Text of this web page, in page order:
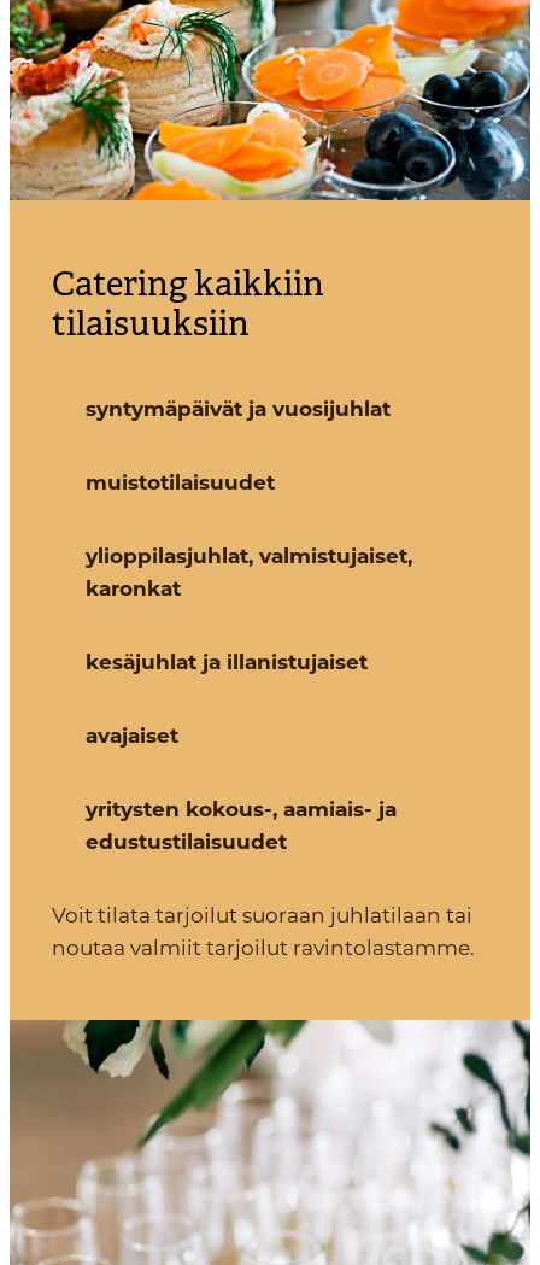
Catering kaikkiin
tilaisuuksiin
syntymäpäivät ja vuosijuhlat
muistotilaisuudet
ylioppilasjuhlat, valmistujaiset,
karonkat
kesäjuhlat ja illanistujaiset
avajaiset
yritysten kokous-, aamiais- ja
edustustilaisuudet
Voit tilata tarjoilut suoraan juhlatilaan tai
noutaa valmiit tarjoilut ravintolastamme.